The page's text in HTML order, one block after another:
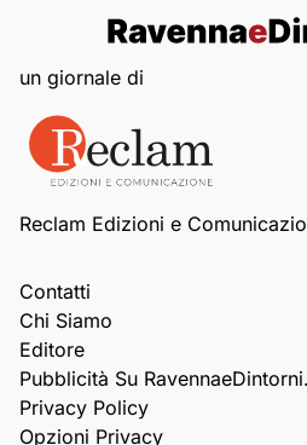
un giornale di
Reclam Edizioni e
Contatti
Chi Siamo
Editore
Pubblicità Su
Privacy Policy
Opzioni Privacy